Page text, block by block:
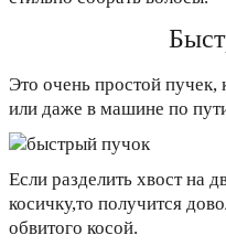
Это очень простой
или даже в машине по
Если разделить хвост на
косичку,то получится
обвитого косой.